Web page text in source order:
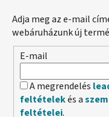
Adja meg az e-mail
webáruházunk új
E-mail
A megrendelés
feltételekés a
feltételei.